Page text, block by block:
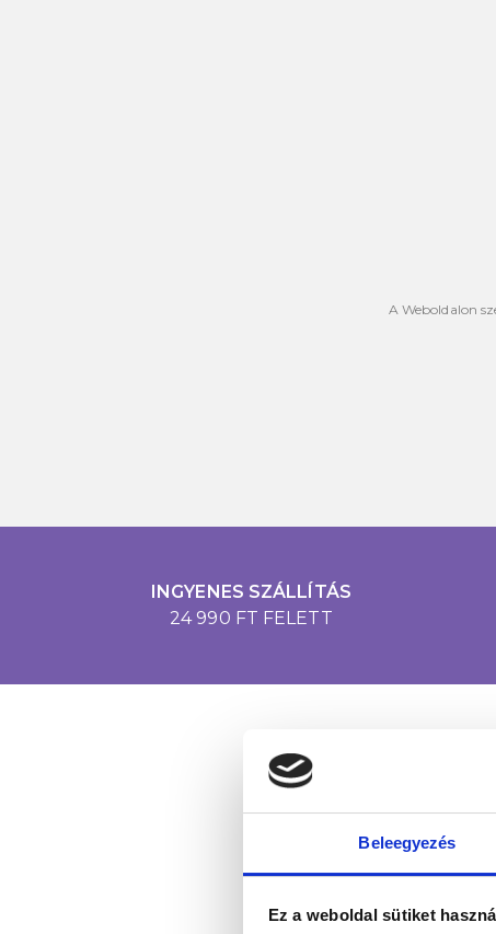
Beleegyezés
Ez a weboldal sütiket
A Weboldalon
INGYENES SZÁLLÍTÁS
24 990 FT FELETT